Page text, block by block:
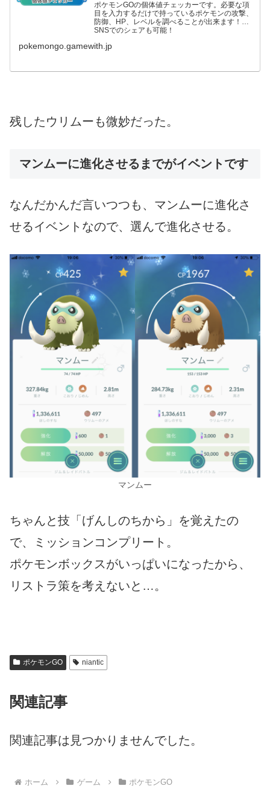
ポケモンGOの個体値チェッカーです。必要な項
目を入力するだけで持っているポケモンの攻撃、
防御、HP、レベルを調べることが出来ます！
SNSでのシェアも可能！
pokemongo.gamewith.jp
残したウリムーも微妙だった。
マンムーに進化させるまでがイベントです
なんだかんだ言いつつも、マンムーに進化さ
せるイベントなので、選んで進化させる。
マンムー
ちゃんと技「げんしのちから」を覚えたの
で、ミッションコンプリート。
ポケモンボックスがいっぱいになったから、
リストラ策を考えないと…。
ポケモンGO niantic
関連記事
関連記事は見つかりませんでした。
ホーム ゲーム ポケモンGO